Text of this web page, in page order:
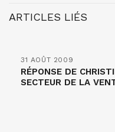
ARTICLES LIÉS
31 AOÛT 2009
RÉPONSE DE
SECTEUR DE LA